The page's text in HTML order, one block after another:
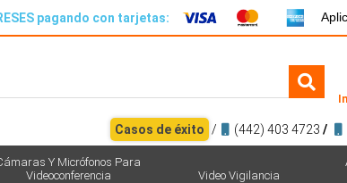
pagando con tarjetas:
Casos de éxito / (442) 403 4723 /
Y Micrófonos Para
Videoconferencia
Video Vigilancia